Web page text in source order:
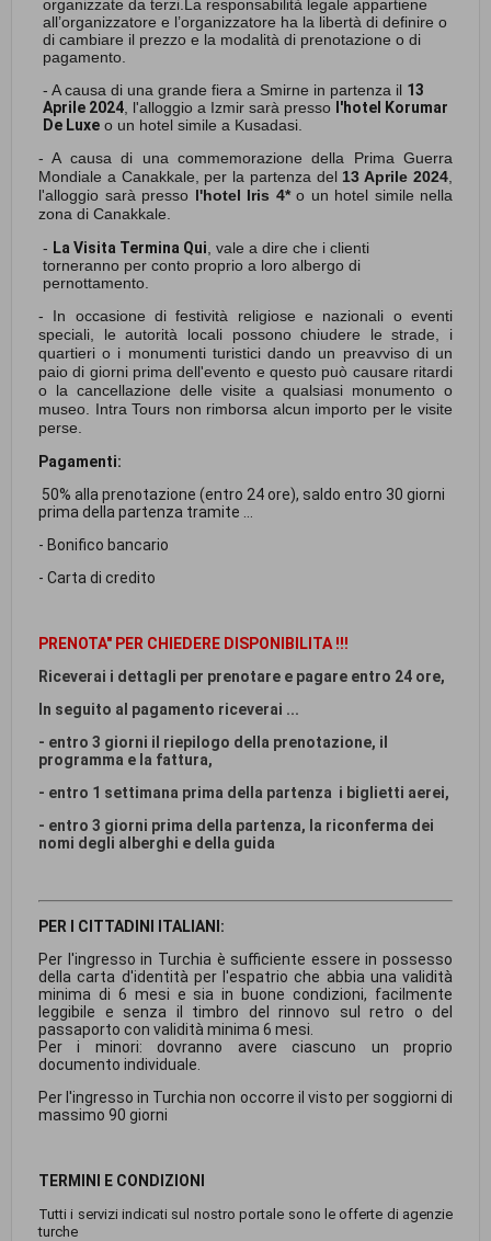
organizzate da terzi.La responsabilità legale appartiene
all’organizzatore e l’organizzatore ha la libertà di definire o
di cambiare il prezzo e la modalità di prenotazione o di
pagamento.
- A causa di una grande fiera a Smirne in partenza il 13
Aprile 2024 , l'alloggio a Izmir sarà presso l'hotel Korumar
De Luxe o un hotel simile a Kusadasi.
- A causa di una commemorazione della Prima Guerra
Mondiale a Canakkale, per la partenza del 13 Aprile 2024
l'alloggio sarà presso l'hotel Iris 4* o un hotel simile nella
zona di Canakkale.
- La Visita Termina Qui , vale a dire che i clienti
torneranno per conto proprio a loro albergo di
pernottamento.
- In occasione di festività religiose e nazionali o eventi
speciali, le autorità locali possono chiudere le strade, i
quartieri o i monumenti turistici dando un preavviso di un
paio di giorni prima dell'evento e questo può causare ritardi
o la cancellazione delle visite a qualsiasi monumento o
museo. Intra Tours non rimborsa alcun importo per le visite
perse.
Pagamenti:
50% alla prenotazione (entro 24 ore), saldo entro 30 giorni
prima della partenza tramite ...
- Bonifico bancario
- Carta di credito
PRENOTA" PER CHIEDERE DISPONIBILITA !!!
Riceverai i dettagli per prenotare e pagare entro 24 ore,
In seguito al pagamento riceverai ...
- entro 3 giorni il riepilogo della prenotazione, il
programma e la fattura,
- entro 1 settimana prima della partenza i biglietti aerei,
- entro 3 giorni prima della partenza, la riconferma dei
nomi degli alberghi e della guida
PER I CITTADINI ITALIANI:
Per l'ingresso in Turchia è sufficiente essere in possesso
della carta d'identità per l'espatrio che abbia una validità
minima di 6 mesi e sia in buone condizioni, facilmente
leggibile e senza il timbro del rinnovo sul retro o del
passaporto con validità minima 6 mesi.
Per i minori: dovranno avere ciascuno un proprio
documento individuale.
Per l'ingresso in Turchia non occorre il visto per soggiorni di
massimo 90 giorni
TERMINI E CONDIZIONI
Tutti i servizi indicati sul nostro portale sono le offerte di agenzie
turche